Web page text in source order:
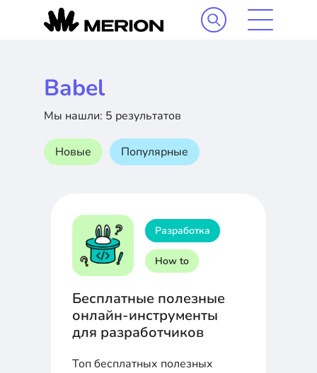
Babel
Мы нашли: 5 результатов
Новые Популярные
Разработка
How to
Бесплатные полезные
онлайн-инструменты
для разработчиков
Топ бесплатных полезных